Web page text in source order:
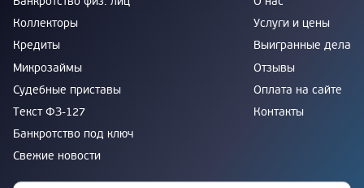
Коллекторы
Кредиты
Микрозаймы
Судебные приставы
Текст ФЗ-127
Банкротство под ключ
Свежие новости
Услуги и цены
Выигранные дела
Отзывы
Оплата на сайте
Контакты